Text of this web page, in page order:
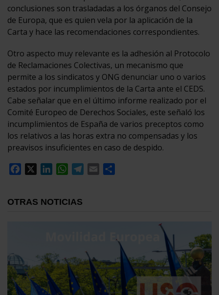
conclusiones son trasladadas a los órganos del Consejo
de Europa, que es quien vela por la aplicación de la
Carta y hace las recomendaciones correspondientes.
Otro aspecto muy relevante es la adhesión al Protocolo
de Reclamaciones Colectivas, un mecanismo que
permite a los sindicatos y ONG denunciar uno o varios
estados por incumplimientos de la Carta ante el CEDS.
Cabe señalar que en el último informe realizado por el
Comité Europeo de Derechos Sociales, este señaló los
incumplimientos de España de varios preceptos como
los relativos a las horas extra no compensadas y los
preavisos insuficientes en caso de despido.
Facebook
LinkedInWhatsApp
Telegram
Email
OTRAS NOTICIAS